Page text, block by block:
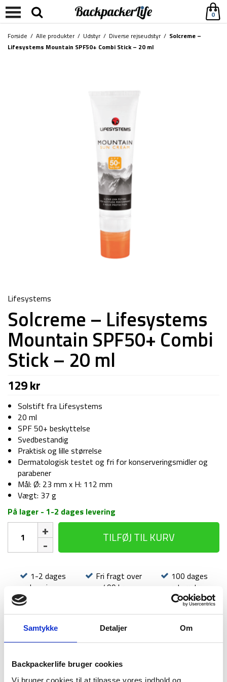
Samtykke Detaljer Om
Backpackerlife bruger cookies
Vi bruger cookies til at tilpasse vores indhold og
0
Forside / Alle produkter/ Udstyr/ Diverse rejseudstyr/ Solcreme –
Lifesystems Mountain SPF50+ Combi Stick – 20 ml
Lifesystems
Solcreme – Lifesystems
Mountain SPF50+ Combi
Stick – 20 ml
129kr
Solstift fra Lifesystems
20 ml
SPF 50+ beskyttelse
Svedbestandig
Praktisk og lille størrelse
Dermatologisk testet og fri for konserveringsmidler og
parabener
Mål: Ø: 23 mm x H: 112 mm
Vægt: 37 g
På lager - 1-2 dages levering
Lifesystems
SPF50+
Stick
–
20
antal
TILFØJ TIL KURV
1-2 dages
levering
Fri fragt over
499 kr
100 dages
returret
BESKRIVELSE BRAND